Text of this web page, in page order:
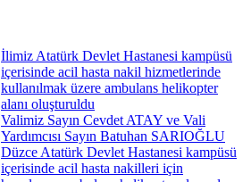
İlimiz Atatürk Devlet Hastanesi kampüsü
içerisinde acil hasta nakil hizmetlerinde
kullanılmak üzere ambulans helikopter
alanı oluşturuldu
Valimiz Sayın Cevdet ATAY ve Vali
Yardımcısı Sayın Batuhan SARIOĞLU
Düzce Atatürk Devlet Hastanesi kampüsü
içerisinde acil hasta nakilleri için